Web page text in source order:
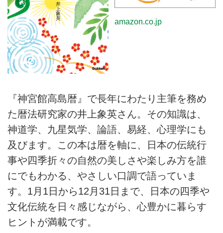
amazon.co.jp
『神宮館高島暦』で長年にわたり主筆を務め
た暦法研究家の井上象英さん。その知識は、
神道学、九星気学、論語、易経、心理学にも
及びます。この本は暦を軸に、日本の伝統行
事や四季折々の自然の美しさや楽しみ方を誰
にでもわかる、やさしい口調で語っていま
す。1月1日から12月31日まで、日本の四季や
文化伝統を日々感じながら、心豊かに暮らす
ヒントが満載です。